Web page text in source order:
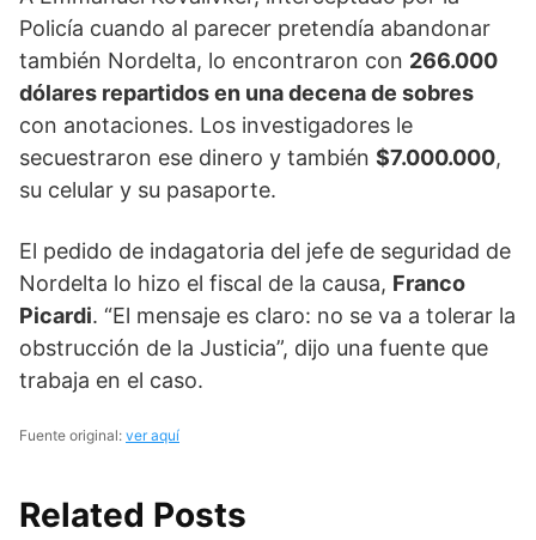
Policía cuando al parecer pretendía abandonar
también Nordelta, lo encontraron con 266.000
dólares repartidos en una decena de sobres
con anotaciones. Los investigadores le
secuestraron ese dinero y también $7.000.000,
su celular y su pasaporte.
El pedido de indagatoria del jefe de seguridad de
Nordelta lo hizo el fiscal de la causa, Franco
Picardi. “El mensaje es claro: no se va a tolerar la
obstrucción de la Justicia”, dijo una fuente que
trabaja en el caso.
Fuente original: ver aquí
Related Posts